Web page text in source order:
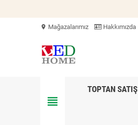
location_on Mağazalarımız Hakkımızda
view_headline
TOPTAN SATIŞ